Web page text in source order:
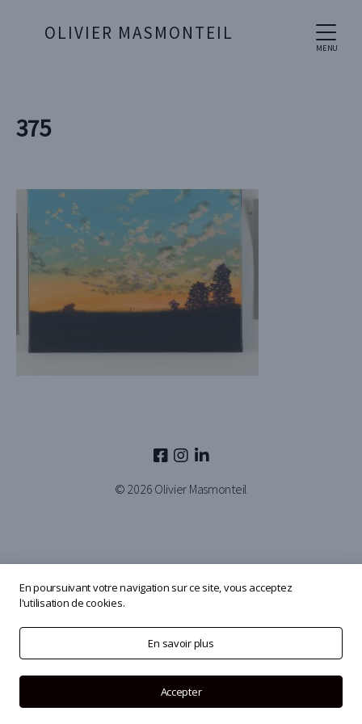
MENU
OLIVIER MASMONTEIL
375
© 2026 Olivier Masmonteil
En poursuivant votre navigation sur ce site, vous acceptez
l'utilisation de cookies.
En savoir plus
Accepter